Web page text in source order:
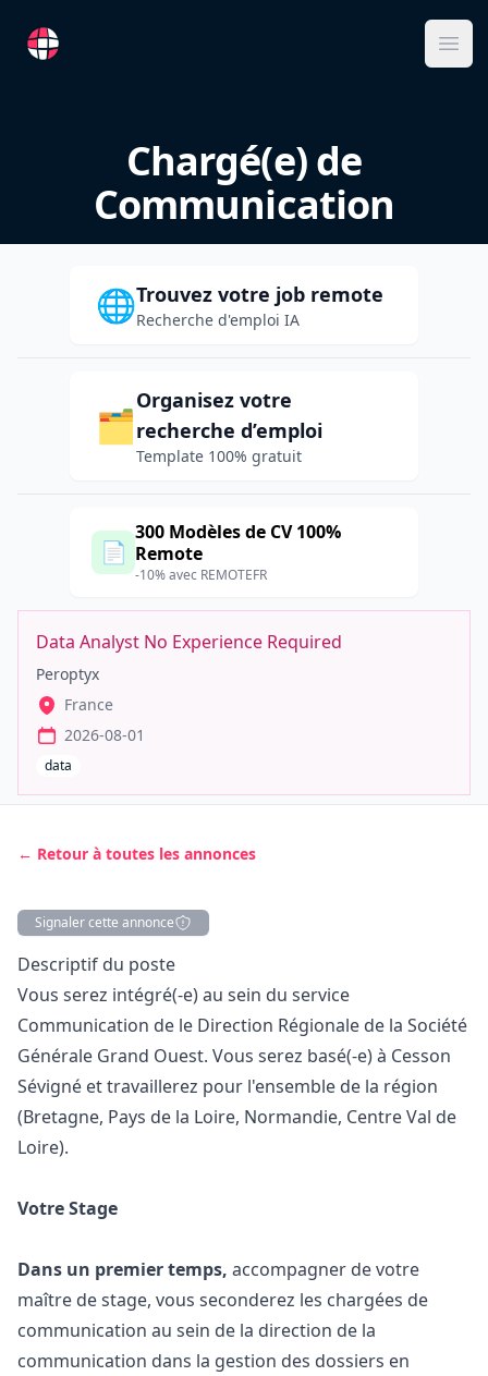
RemoteFR
Chargé(e) de
Communication
🌐Trouvez votre job remote
Recherche d'emploi IA
🗂️
Organisez votre
recherche d’emploi
Template 100% gratuit
📄
300 Modèles de CV 100%
Remote
-10% avec REMOTEFR
Data Analyst No Experience Required
Peroptyx
France
2026-08-01
data
← Retour à toutes les annonces
Signaler cette annonce
Description
Descriptif du poste
Vous serez intégré(-e) au sein du service
Communication de le Direction Régionale de la Société
Générale Grand Ouest. Vous serez basé(-e) à Cesson
Sévigné et travaillerez pour l'ensemble de la région
(Bretagne, Pays de la Loire, Normandie, Centre Val de
Loire).
Votre Stage
Dans un premier temps, accompagner de votre
maître de stage, vous seconderez les chargées de
communication au sein de la direction de la
communication dans la gestion des dossiers en